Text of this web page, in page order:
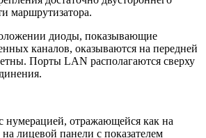
маршрутизатора.
диоды, показывающие
каналов, оказываются на передней
Порты LAN располагаются сверху
нумерацией, отражающейся как на
на лицевой панели с показателем